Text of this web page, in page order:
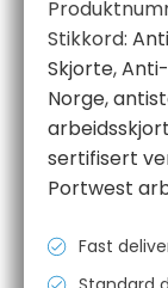
kr 273,97
til
kr 303,80
Stikkord:
Skjorte,
Norge,
sertifisert
Portwest
Fast